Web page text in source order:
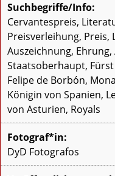
Suchbegriffe/Info:
Cervantespreis,
Preisverleihung,
Auszeichnung,
Staatsoberhaupt,
Felipe de Borbón,
Königin von Spanien,
von Asturien, Royals
Fotograf*in:
DyD Fotografos